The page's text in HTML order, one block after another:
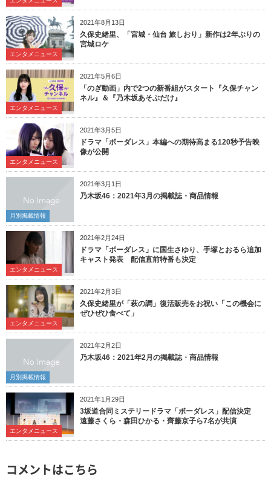
2021年8月13日
エンタメニュース
久保史緒里、「宮城・仙台 旅しおり」新作は2年ぶりの
宮城ロケ
2021年5月6日
エンタメニュース
「のぎ動画」内で2つの新番組がスタート『久保チャン
ネル』＆『乃木坂あそぶだけ』
2021年3月5日
エンタメニュース
ドラマ「ボーダレス」本編への期待高まる120秒予告映
像が公開
2021年3月1日
月別掲載情報
乃木坂46：2021年3月の掲載誌・商品情報
2021年2月24日
エンタメニュース
ドラマ「ボーダレス」に国生さゆり、手塚とおるら追加
キャスト発表 配信直前特番も決定
2021年2月3日
エンタメニュース
久保史緒里が「萩の調」復活販売をお祝い「この機会に
ぜひぜひ食べて」
2021年2月2日
月別掲載情報
乃木坂46：2021年2月の掲載誌・商品情報
2021年1月29日
エンタメニュース
3坂道合同ミステリードラマ「ボーダレス」配信決定
遠藤さくら・森田ひかる・齊藤京子ら7名が共演
コメントはこちら